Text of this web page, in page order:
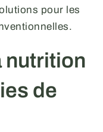
pour les
nutrition
de